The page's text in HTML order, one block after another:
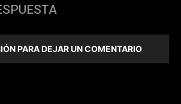
PARA DEJAR UN COMENTARIO